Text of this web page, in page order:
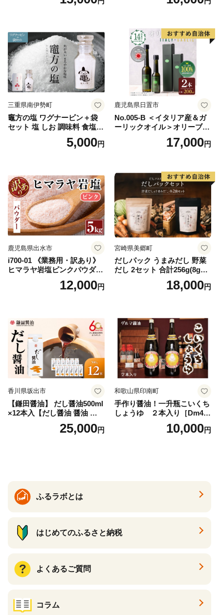
り 美味しい おいしい 鍋 しゃ
三重県南伊勢町
竈方の塩 ワグナービン＋袋
セット 塩 しお 調味料 食塩
天然 ミネラル 調味料 ソルト
salt 料理 味付 おにぎり 三重
5,000円
鹿児島県日置市
No.005-B ＜イタリア産＆ガ
ーリックオイル＞オリーブオ
イルセット(200ml×2本) 日置
市 特産品 調味料 油 エキスト
ブ】
17,000円
鹿児島県出水市
i700-01 《業務用・訳あり》
ヒマラヤ岩塩ピンクパウダー
タイプ(5kg) 岩塩 塩 調味料
しお 保存料不使用 天然 パウ
ティースマイル】
12,000円
宮崎県美郷町
だしパック うまみだし 野菜
だし 2セット 合計256g(8g×8
パック×2種×2セット) [岡田商
店 宮崎県 美郷町 31ac0069]
18,000円
香川県坂出市
【鎌田醤油】 だし醤油500ml
×12本入【だし醤油 醤油 人気
おすすめ 人気だし醤油 出汁
25,000円
和歌山県印南町
手作り醤油！一升瓶こいくち
しょうゆ ２本入り［Dm4］
｜手作り 醤油 和歌山県 印南
町 一升瓶 こいくちしょうゆ
10,000円
ふるラボとは
はじめてのふるさと納税
よくあるご質問
コラム